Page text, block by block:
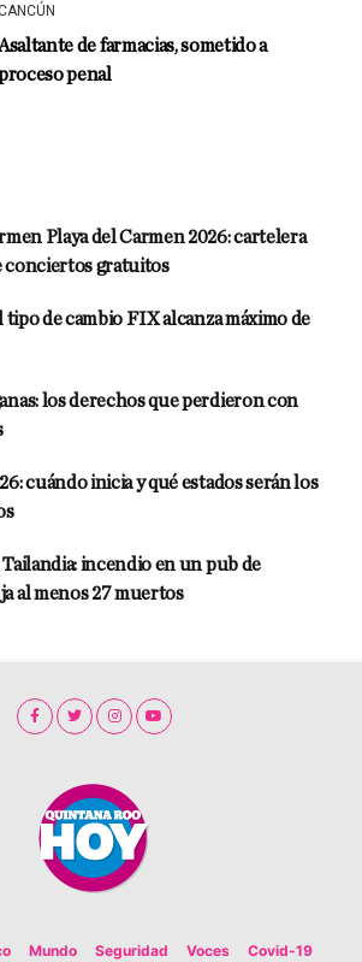
de farmacias, sometido a
penal
Playa del Carmen 2026: cartelera
conciertos gratuitos
tipo de cambio FIX alcanza máximo de
los derechos que perdieron con
cuándo inicia y qué estados serán los
incendio en un pub de
al menos 27 muertos
Mundo Seguridad Voces Covid-19